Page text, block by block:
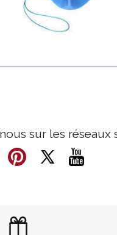
sur les réseaux